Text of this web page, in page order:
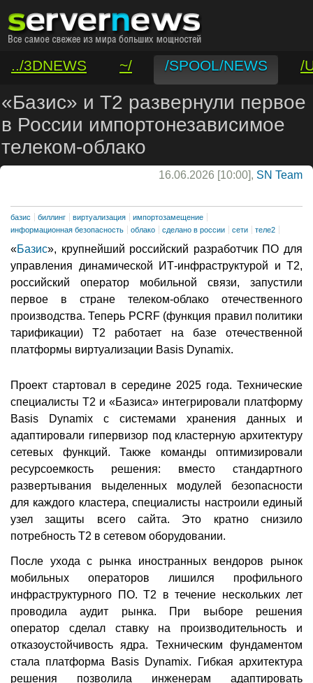
../3DNEWS ~/ /SPOOL/NEWS
/
/VAR/CONTACT
«Базис» и Т2 развернули первое
в России импортонезависимое
телеком-облако
16.06.2026 [10:00], SN Team
базис биллинг виртуализация
импортозамещение
информационная безопасность
облако сделано в россии сети теле2
«Базис», крупнейший российский разработчик ПО для
управления динамической ИТ-инфраструктурой и Т2,
российский оператор мобильной связи, запустили
первое в стране телеком-облако отечественного
производства. Теперь PCRF (функция правил политики
тарификации) Т2 работает на базе отечественной
платформы виртуализации Basis Dynamix.
Проект стартовал в середине 2025 года. Технические
специалисты Т2 и «Базиса» интегрировали платформу
Basis Dynamix с системами хранения данных и
адаптировали гипервизор под кластерную архитектуру
сетевых функций. Также команды оптимизировали
ресурсоемкость решения: вместо стандартного
развертывания выделенных модулей безопасности
для каждого кластера, специалисты настроили единый
узел защиты всего сайта. Это кратно снизило
потребность Т2 в сетевом оборудовании.
После ухода с рынка иностранных вендоров рынок
мобильных операторов лишился профильного
инфраструктурного ПО. Т2 в течение нескольких лет
проводила аудит рынка. При выборе решения
оператор сделал ставку на производительность и
отказоустойчивость ядра. Техническим фундаментом
стала платформа Basis Dynamix. Гибкая архитектура
решения позволила инженерам адаптировать